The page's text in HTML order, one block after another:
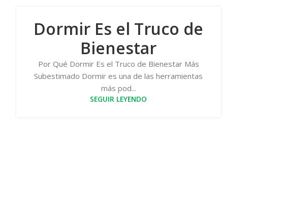
Dormir Es el Truco de
Bienestar
Por Qué Dormir Es el Truco de Bienestar Más
Subestimado Dormir es una de las herramientas
más pod...
SEGUIR LEYENDO